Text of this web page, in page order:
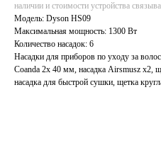
наличии и стоимости устройства
Модель: Dyson HS09
Максимальная мощность: 1300 Вт
Количество насадок: 6
Насадки для приборов по уходу за
Coanda 2x 40 мм, насадка Airsmusz x2,
насадка для быстрой сушки, щетка
Оплата
Отзывы
Гарантия
iPad
Mac
Apple Watch
AirPods
Аксессуары